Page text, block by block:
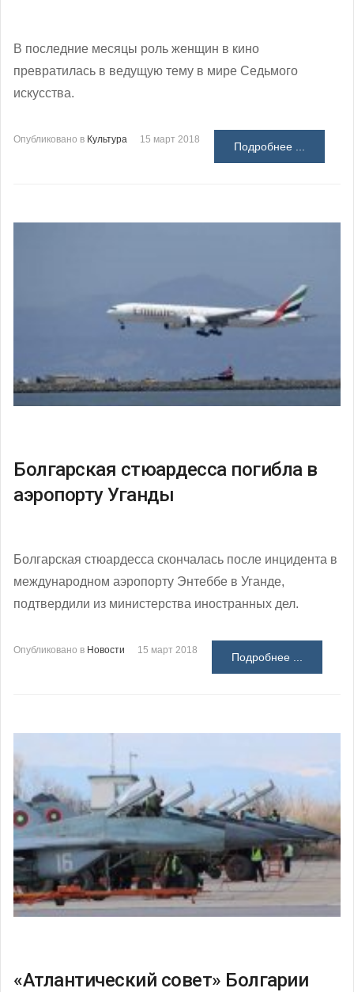
В последние месяцы роль женщин в кино
превратилась в ведущую тему в мире Седьмого
искусства.
Опубликовано в Культура 15 март 2018
Подробнее ...
Болгарская стюардесса погибла в
аэропорту Уганды
Болгарская стюардесса скончалась после инцидента в
международном аэропорту Энтеббе в Уганде,
подтвердили из министерства иностранных дел.
Опубликовано в Новости 15 март 2018
Подробнее ...
«Атлантический совет» Болгарии